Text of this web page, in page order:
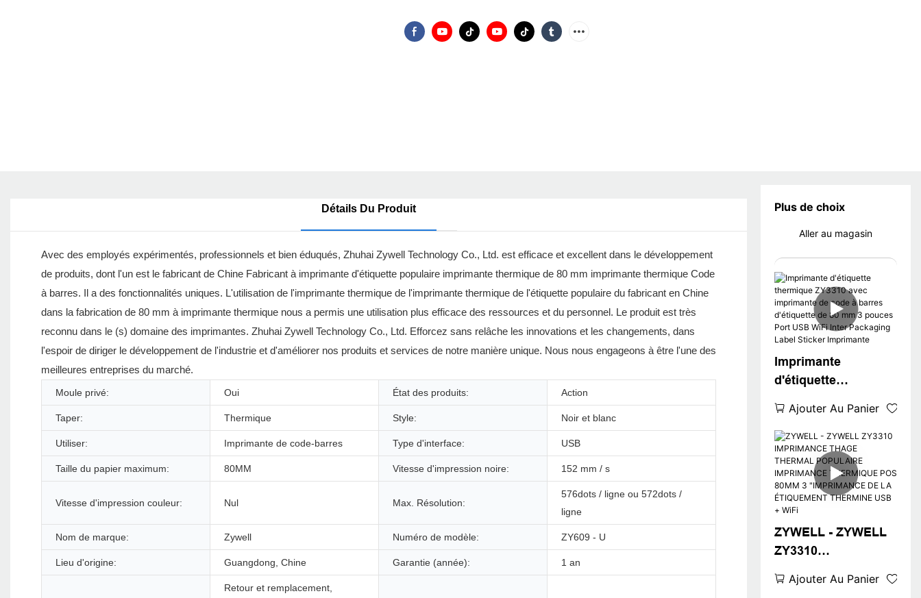
Plus de choix
Aller au magasin
Imprimante
d'étiquette
avec imprimante de
code à barres
d'étiquette de 80 mm
3 pouces Port USB
WiFi Inter Packaging
Label Sticker
Imprimante
Ajouter Au Panier
ZYWELL - ZYWELL
ZY3310
THAGE THERMAL
Ajouter Au Panier
Détails Du Produit
Avec des employés expérimentés, professionnels et bien éduqués, Zhuhai Zywell Technology Co., Ltd. est efficace et excellent dans le développement
de produits, dont l'un est le fabricant de Chine Fabricant à imprimante d'étiquette populaire imprimante thermique de 80 mm imprimante thermique Code
à barres. Il a des fonctionnalités uniques. L'utilisation de l'imprimante thermique de l'imprimante thermique de l'étiquette populaire du fabricant en Chine
dans la fabrication de 80 mm à imprimante thermique nous a permis une utilisation plus efficace des ressources et du personnel. Le produit est très
reconnu dans le (s) domaine des imprimantes. Zhuhai Zywell Technology Co., Ltd. Efforcez sans relâche les innovations et les changements, dans
l'espoir de diriger le développement de l'industrie et d'améliorer nos produits et services de notre manière unique. Nous nous engageons à être l'une des
meilleures entreprises du marché.
Moule privé: Oui État des produits: Action
Taper: Thermique Style: Noir et blanc
Utiliser: Imprimante de code-barres Type d'interface: USB
Taille du papier maximum: 80MM Vitesse d'impression noire: 152 mm / s
Vitesse d'impression couleur: Nul Max. Résolution:
576dots / ligne ou 572dots /
ligne
Nom de marque: Zywell Numéro de modèle: ZY609 - U
Lieu d'origine: Guangdong, Chine Garantie (année): 1 an
Retour et remplacement,